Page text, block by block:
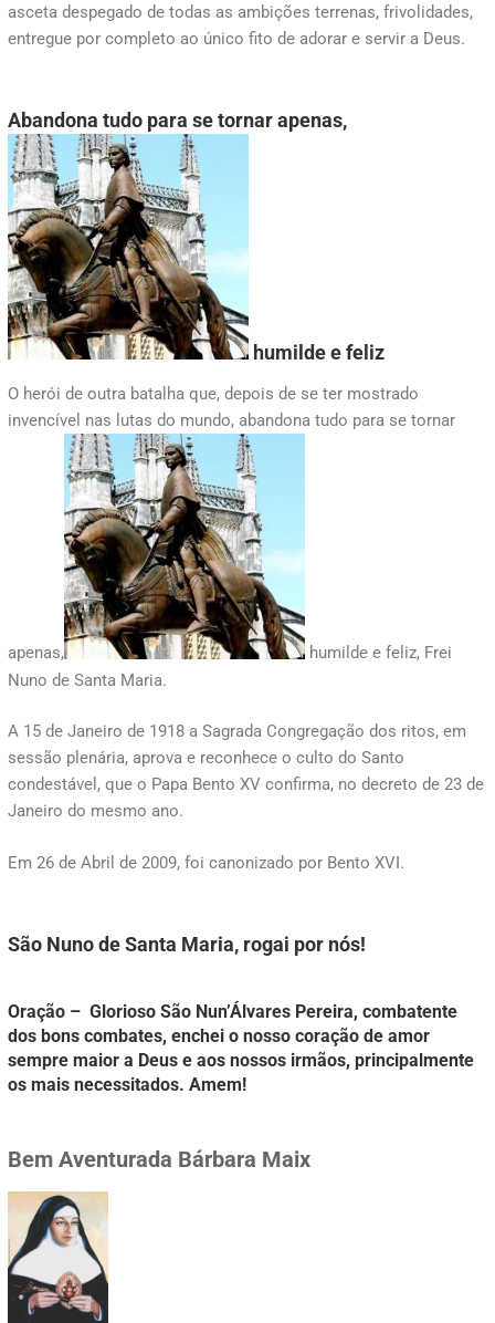
asceta despegado de todas as ambições terrenas, frivolidades,
entregue por completo ao único fito de adorar e servir a Deus.
Abandona tudo para se tornar apenas,
humilde e feliz
O herói de outra batalha que, depois de se ter mostrado
invencível nas lutas do mundo, abandona tudo para se tornar
apenas,
humilde e feliz, Frei
Nuno de Santa Maria.
A 15 de Janeiro de 1918 a Sagrada Congregação dos ritos, em
sessão plenária, aprova e reconhece o culto do Santo
condestável, que o Papa Bento XV confirma, no decreto de 23 de
Janeiro do mesmo ano.
Em 26 de Abril de 2009, foi canonizado por Bento XVI.
São Nuno de Santa Maria, rogai por nós!
Oração – Glorioso São Nun’Álvares Pereira, combatente
dos bons combates, enchei o nosso coração de amor
sempre maior a Deus e aos nossos irmãos, principalmente
os mais necessitados. Amem!
Bem Aventurada Bárbara Maix